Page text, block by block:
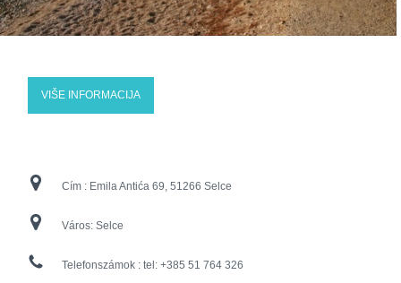
VIŠE INFORMACIJA
Cím : Emila Antića 69, 51266 Selce
Város: Selce
Telefonszámok : tel: +385 51 764 326